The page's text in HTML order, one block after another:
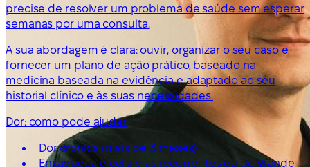
precise de resolver um problema de saúde sem esperar
semanas por uma consulta.
A sua abordagem é clara: ouvir, organizar o seu caso e
fornecer um plano de ação prático, baseado na
medicina baseada na evidência e adaptado ao seu
historial clínico e às suas necessidades.
Dor: como pode ajudar
Dor crónica (mais de 3 meses)
Enxaqueca e cefaleias recorrentes ou de grande